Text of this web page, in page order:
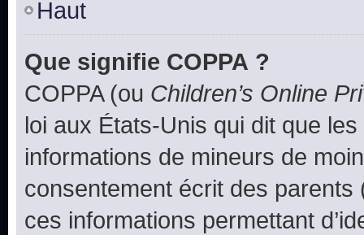
Haut
Que signifie COPPA ?
COPPA (ou Children’s Online
loi aux États-Unis qui dit que
informations de mineurs de
consentement écrit des parents
ces informations permettant